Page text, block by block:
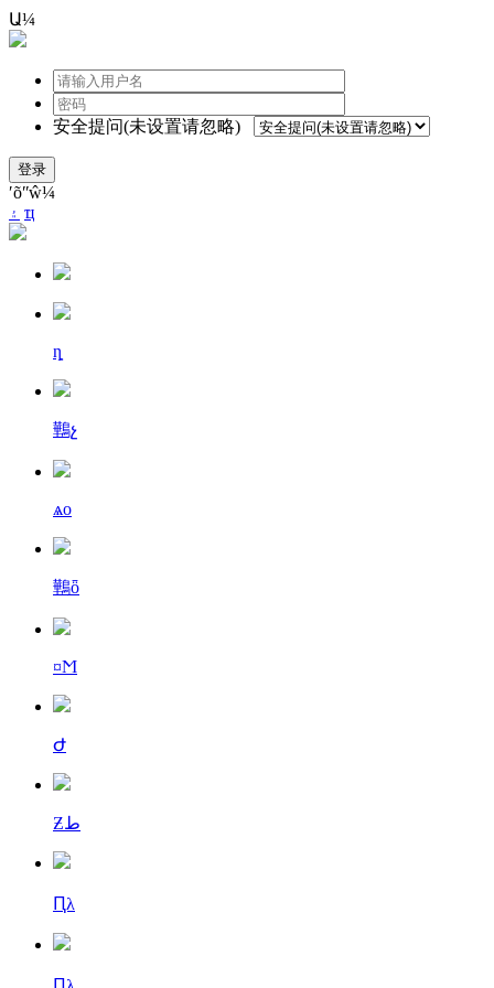
Ա¼
安全提问(未设置请忽略)
登录
ʹõʺŵ¼
۽ ҵ
ȵ
鷨չ
ѧо
鷨ȫ
¤Ϻ
Ժ
Ƶط
Ԥλ